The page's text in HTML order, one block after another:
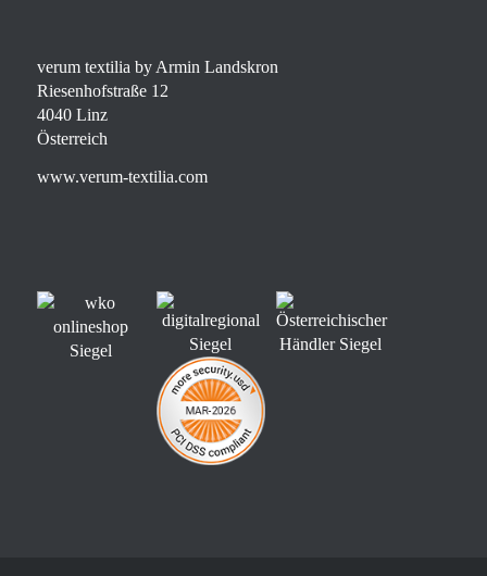
verum textilia by Armin Landskron
Riesenhofstraße 12
4040 Linz
Österreich
www.verum-textilia.com